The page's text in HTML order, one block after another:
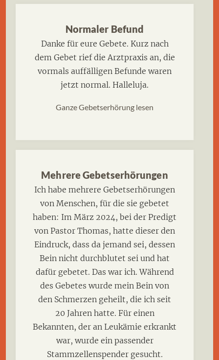
Normaler Befund
Danke für eure Gebete. Kurz nach
dem Gebet rief die Arztpraxis an, die
vormals auffälligen Befunde waren
jetzt normal. Halleluja.
Ganze Gebetserhörung lesen
Mehrere Gebetserhörungen
Ich habe mehrere Gebetserhörungen
von Menschen, für die sie gebetet
haben: Im März 2024, bei der Predigt
von Pastor Thomas, hatte dieser den
Eindruck, dass da jemand sei, dessen
Bein nicht durchblutet sei und hat
dafür gebetet. Das war ich. Während
des Gebetes wurde mein Bein von
den Schmerzen geheilt, die ich seit
20 Jahren hatte. Für einen
Bekannten, der an Leukämie erkrankt
war, wurde ein passender
Stammzellenspender gesucht.